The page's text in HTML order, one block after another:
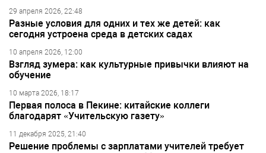
29 апреля 2026, 22:48
Разные условия для одних и тех же детей: как
сегодня устроена среда в детских садах
10 апреля 2026, 12:00
Взгляд зумера: как культурные привычки влияют на
обучение
10 марта 2026, 18:17
Первая полоса в Пекине: китайские коллеги
благодарят «Учительскую газету»
11 декабря 2025, 21:40
Решение проблемы с зарплатами учителей требует